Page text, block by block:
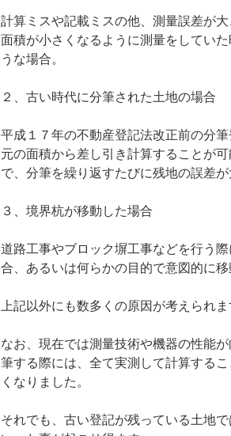
計算ミスや記載ミスの他、測量誤差が
面積が小さくなるように測量をしてい
うな場合。
２、古い時代に分筆された土地の場合
平成１７年の不動産登記法改正前の分
元の面積から差し引き計算することが
で、分筆を繰り返すたびに残地の誤差が
３、境界杭が移動した場合
道路工事やブロック塀工事などを行う
合、あるいは何らかの目的で意図的に
上記以外にも数多くの原因が考えられま
なお、現在では測量技術や機器の性能
筆する際には、全て実測して計算する
くなりました。
それでも、古い登記が残っている土地